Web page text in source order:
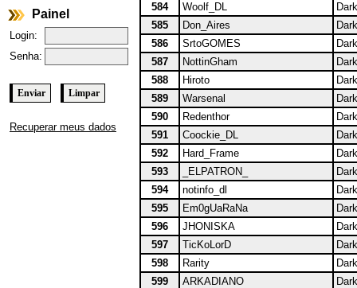
584
Woolf_DL
585
Don_Aires
586
SrtoGOMES
587
NottinGham
588
Hiroto
589
Warsenal
590
Redenthor
591
Coockie_DL
592
Hard_Frame
593
_ELPATRON_
594
notinfo_dl
595
Em0gUaRaNa
596
JHONISKA
597
TicKoLorD
598
Rarity
599
ARKADIANO
Painel
Login:
Senha:
Recuperar meus dados